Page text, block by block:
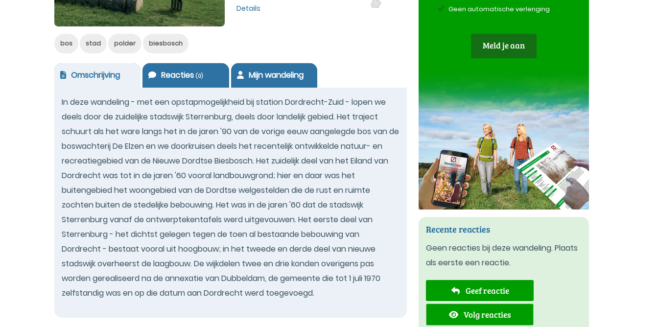
Details
bos stad polder biesbosch
Omschrijving Reacties(0) Mijn wandeling
In deze wandeling - met een opstapmogelijkheid bij station Dordrecht-Zuid - lopen we
deels door de zuidelijke stadswijk Sterrenburg, deels door landelijk gebied. Het traject
schuurt als het ware langs het in de jaren '90 van de vorige eeuw aangelegde bos van de
boswachterij De Elzen en we doorkruisen deels het recentelijk ontwikkelde natuur- en
recreatiegebied van de Nieuwe Dordtse Biesbosch. Het zuidelijk deel van het Eiland van
Dordrecht was tot in de jaren '60 vooral landbouwgrond; hier en daar was het
buitengebied het woongebied van de Dordtse welgestelden die de rust en ruimte
zochten buiten de stedelijke bebouwing. Het was in de jaren '60 dat de stadswijk
Sterrenburg vanaf de ontwerptekentafels werd uitgevouwen. Het eerste deel van
Sterrenburg - het dichtst gelegen tegen de toen al bestaande bebouwing van
Dordrecht - bestaat vooral uit hoogbouw; in het tweede en derde deel van nieuwe
stadswijk overheerst de laagbouw. De wijkdelen twee en drie konden overigens pas
worden gerealiseerd na de annexatie van Dubbeldam, de gemeente die tot 1 juli 1970
zelfstandig was en op die datum aan Dordrecht werd toegevoegd.
Geen automatische verlenging
Meld je aan
Recente reacties
Geen reacties bij deze wandeling. Plaats
als eerste een reactie.
Geef reactie
Volg reacties